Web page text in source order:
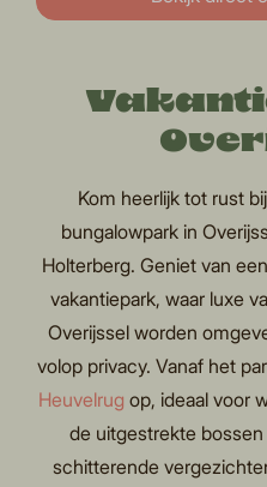
Kom heerlijk tot rust
bungalowpark in
Holterberg. Geniet van
vakantiepark, waar luxe
Overijssel worden
volop privacy. Vanaf het
Heuvelrug op, ideaal voor
de uitgestrekte
schitterende